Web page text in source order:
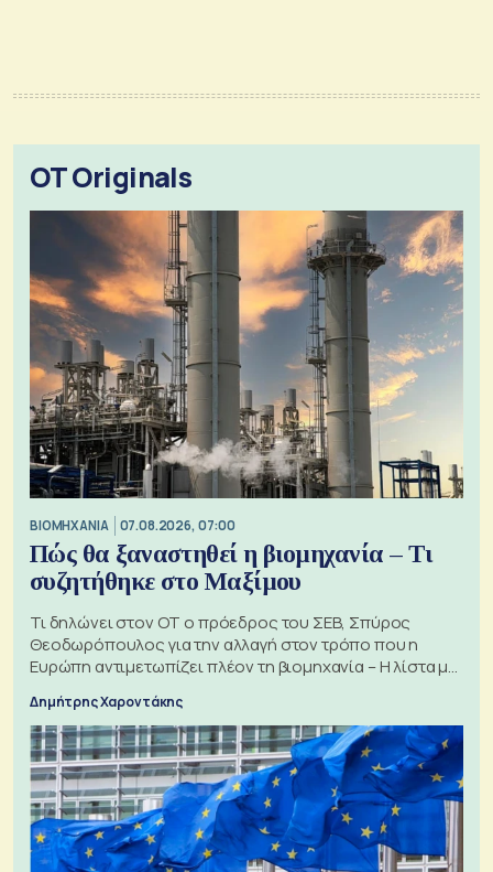
OT Originals
ΒΙΟΜΗΧΑΝΙΑ 07.08.2026, 07:00
Πώς θα ξαναστηθεί η βιομηχανία – Τι
συζητήθηκε στο Μαξίμου
Τι δηλώνει στον ΟΤ ο πρόεδρος του ΣΕΒ, Σπύρος
Θεοδωρόπουλος για την αλλαγή στον τρόπο που η
Ευρώπη αντιμετωπίζει πλέον τη βιομηχανία – Η λίστα με
Δημήτρης Χαροντάκης